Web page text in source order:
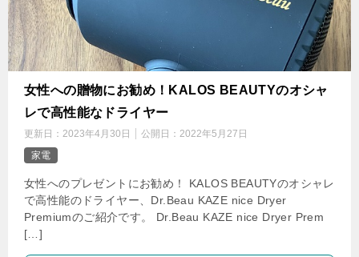
女性への贈物にお勧め！KALOS BEAUTYのオシャ
レで高性能なドライヤー
更新日： 2023年4月30日 公開日： 2022年5月27日
家電
女性へのプレゼントにお勧め！ KALOS BEAUTYのオシャレ
で高性能のドライヤー、Dr.Beau KAZE nice Dryer
Premiumのご紹介です。 Dr.Beau KAZE nice Dryer Prem
[…]